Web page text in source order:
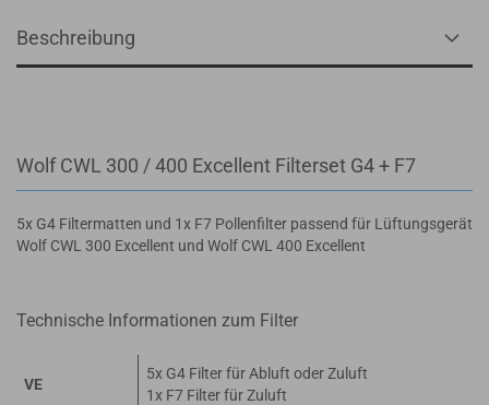
Beschreibung
Wolf CWL 300 / 400 Excellent Filterset G4 + F7
5x G4 Filtermatten und 1x F7 Pollenfilter passend für Lüftungsgerät
Wolf CWL 300 Excellent und Wolf CWL 400 Excellent
Technische Informationen zum Filter
VE
5x G4 Filter für Abluft oder Zuluft
1x F7 Filter für Zuluft